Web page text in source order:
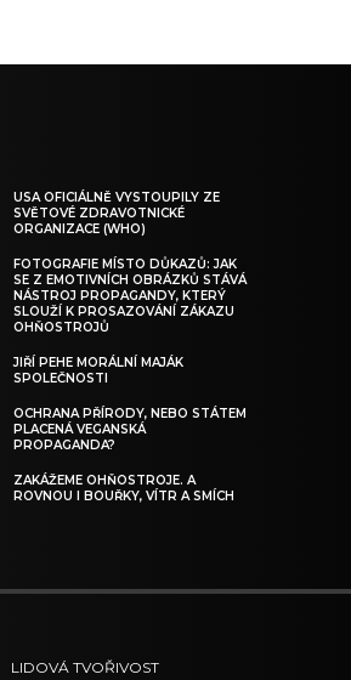
USA OFICIÁLNĚ VYSTOUPILY ZE
SVĚTOVÉ ZDRAVOTNICKÉ
ORGANIZACE (WHO)
FOTOGRAFIE MÍSTO DŮKAZŮ: JAK
SE Z EMOTIVNÍCH OBRÁZKŮ STÁVÁ
NÁSTROJ PROPAGANDY, KTERÝ
SLOUŽÍ K PROSAZOVÁNÍ ZÁKAZU
OHŇOSTROJŮ
JIŘÍ PEHE MORÁLNÍ MAJÁK
SPOLEČNOSTI
OCHRANA PŘÍRODY, NEBO STÁTEM
PLACENÁ VEGANSKÁ
PROPAGANDA?
ZAKÁŽEME OHŇOSTROJE. A
ROVNOU I BOUŘKY, VÍTR A SMÍCH
LIDOVÁ TVOŘIVOST